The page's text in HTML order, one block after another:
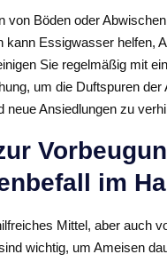
von Böden oder
kann Essigwasser helfen,
Sie regelmäßig mit
um die Duftspuren der
neue Ansiedlungen zu
im
Mittel, aber auch
wichtig, um Ameisen